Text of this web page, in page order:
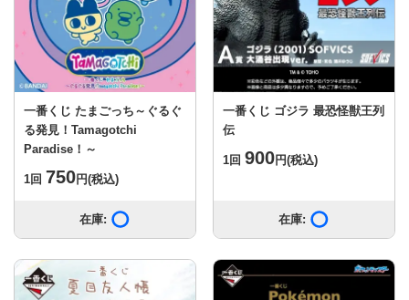
一番くじ たまごっち～ぐるぐ
る発見！Tamagotchi
Paradise！～
1回 750円(税込)
在庫:
一番くじ ゴジラ 最恐怪獣王列
伝
1回 900円(税込)
在庫: